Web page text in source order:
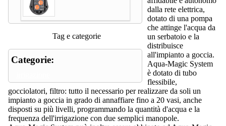
Tag e categorie
Categorie:
dalla rete elettrica,
dotato di una pompa
che attinge l'acqua da
un serbatoio e la
distribuisce
all'impianto a goccia.
Aqua-Magic System
è dotato di tubo
flessibile,
gocciolatori, filtro: tutto il necessario per realizzare da soli un
impianto a goccia in grado di annaffiare fino a 20 vasi, anche
disposti su più livelli, programmando la quantità d'acqua e la
frequenza dell'irrigazione con due semplici manopole.